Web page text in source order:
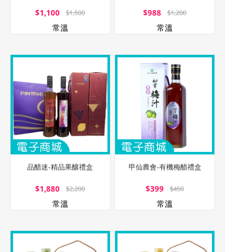
$1,100 $1,500
常溫
$988 $1,200
常溫
品醋迷-精品果釀禮盒
$1,880 $2,200
常溫
甲仙農會-有機梅醋禮盒
$399 $450
常溫